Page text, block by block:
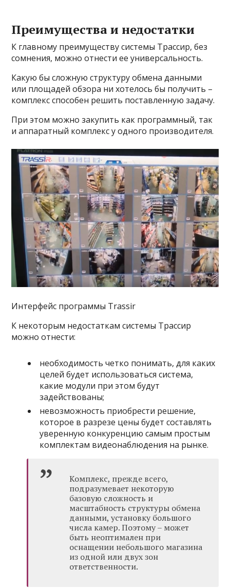
Преимущества и недостатки
К главному преимуществу системы Трассир, без
сомнения, можно отнести ее универсальность.
Какую бы сложную структуру обмена данными
или площадей обзора ни хотелось бы получить –
комплекс способен решить поставленную задачу.
При этом можно закупить как программный, так
и аппаратный комплекс у одного производителя.
Интерфейс программы Trassir
К некоторым недостаткам системы Трассир
можно отнести:
необходимость четко понимать, для каких
целей будет использоваться система,
какие модули при этом будут
задействованы;
невозможность приобрести решение,
которое в разрезе цены будет составлять
уверенную конкуренцию самым простым
комплектам видеонаблюдения на рынке.
Комплекс, прежде всего,
подразумевает некоторую
базовую сложность и
масштабность структуры обмена
данными, установку большого
числа камер. Поэтому – может
быть неоптимален при
оснащении небольшого магазина
из одной или двух зон
ответственности.